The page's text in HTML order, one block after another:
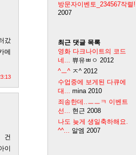
갔
메
건
이
방문자이벤토_234567작렬!
2007
최근 댓글 목록
영화 다크나이트의 코드
네... 쀼유ㅃㅇ 2012
^ㅡ^ ㅈ^ 2012
수업중에 보게된 다큐에
대...
mina 2010
죄송한데..ㅡㅡㅋ 이벤트
선...
현근 2008
나도 늦게 생일축하해요.
^^...
알엠 2007